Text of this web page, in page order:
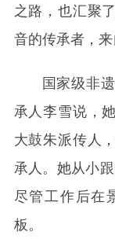
之路，也汇聚
音的传承者，来
国家级非
承人李雪说，
大鼓朱派传人
承人。她从小
尽管工作后在
板。